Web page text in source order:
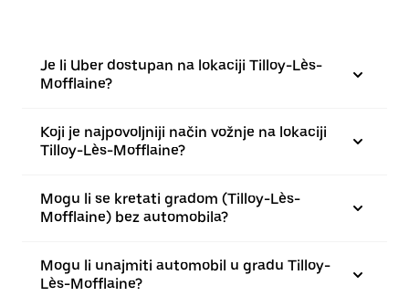
Je li Uber dostupan na lokaciji Tilloy-Lès-
Mofflaine?
Koji je najpovoljniji način vožnje na lokaciji
Tilloy-Lès-Mofflaine?
Mogu li se kretati gradom (Tilloy-Lès-
Mofflaine) bez automobila?
Mogu li unajmiti automobil u gradu Tilloy-
Lès-Mofflaine?